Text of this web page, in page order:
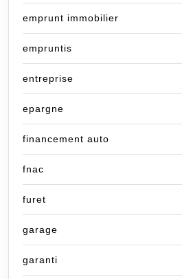
emprunt immobilier
empruntis
entreprise
epargne
financement auto
fnac
furet
garage
garanti